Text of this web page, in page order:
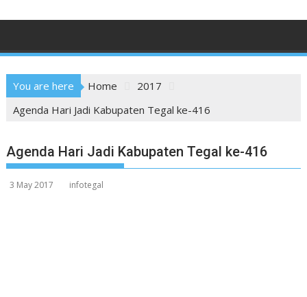
You are here Home
2017
Agenda Hari Jadi Kabupaten Tegal ke-416
Agenda Hari Jadi Kabupaten Tegal ke-416
3 May 2017 infotegal